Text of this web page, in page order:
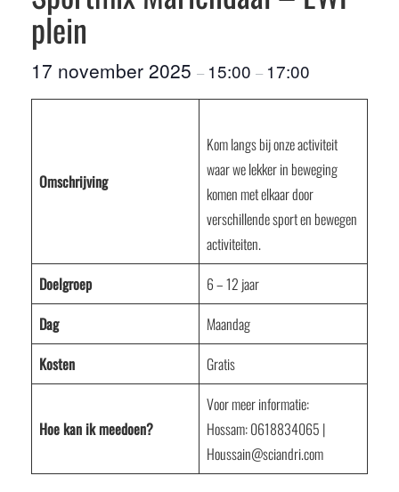
plein
17 november 2025 – 15:00 – 17:00
Omschrijving
Kom langs bij onze activiteit
waar we lekker in beweging
komen met elkaar door
verschillende sport en bewegen
activiteiten.
Doelgroep
6 – 12 jaar
Dag
Maandag
Kosten
Gratis
Hoe kan ik meedoen?
Voor meer informatie:
Hossam: 0618834065 |
Houssain@sciandri.com